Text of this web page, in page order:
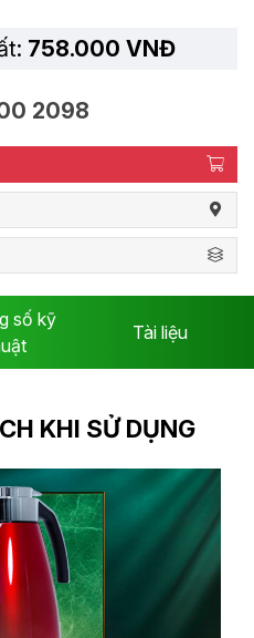
758.000 VNĐ
2098
số kỹ
Tài liệu
KHI SỬ DỤNG